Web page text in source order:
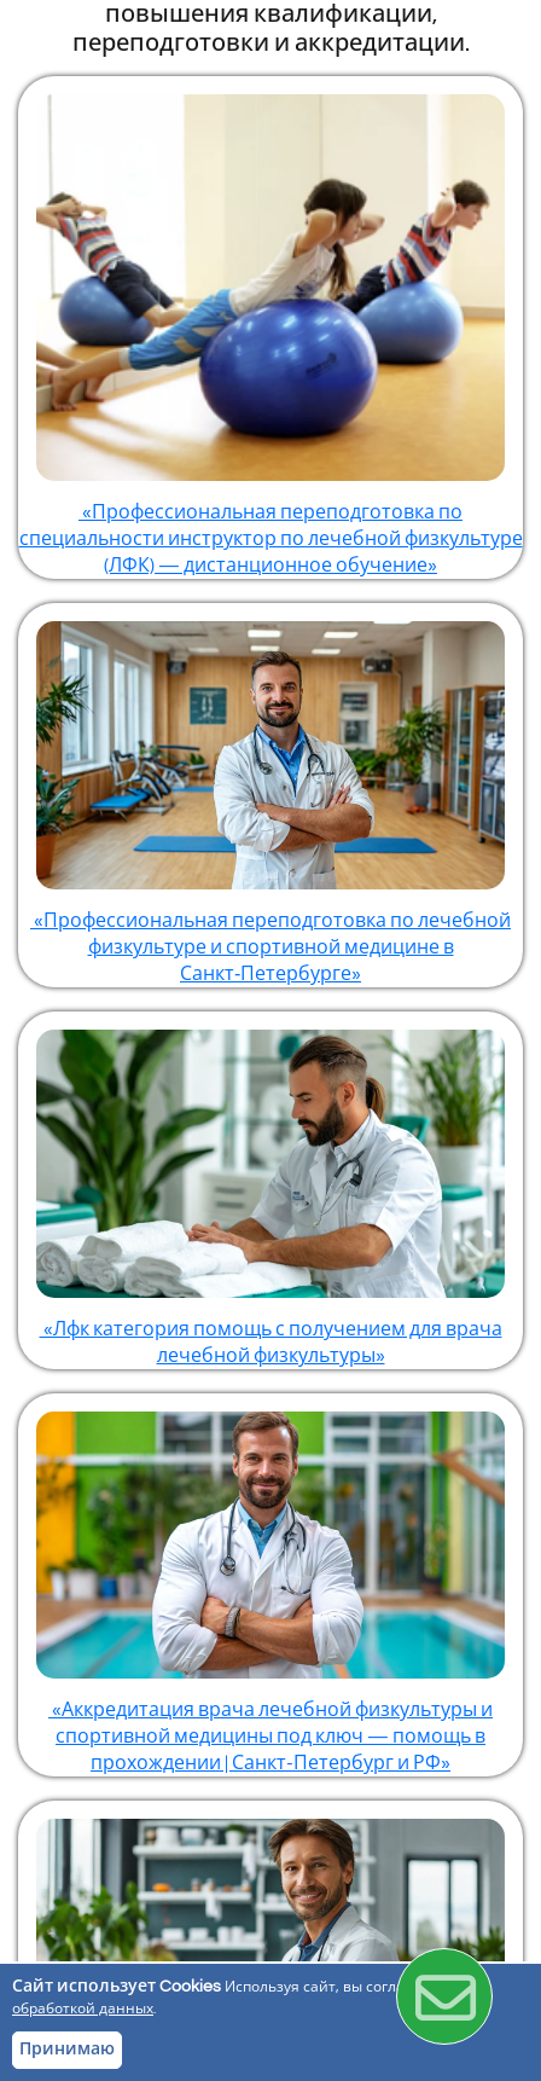
повышения квалификации,
переподготовки и аккредитации.
«Профессиональная переподготовка по
специальности инструктор по лечебной физкультуре
(ЛФК) — дистанционное обучение»
«Профессиональная переподготовка по лечебной
физкультуре и спортивной медицине в
Санкт‑Петербурге»
«Лфк категория помощь с получением для врача
лечебной физкультуры»
«Аккредитация врача лечебной физкультуры и
спортивной медицины под ключ — помощь в
прохождении | Санкт-Петербург и РФ»
Сайт использует Cookies Используя сайт, вы соглашаетесь с
обработкой данных.
Принимаю